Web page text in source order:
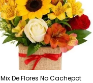
Mix De Flores No Cachepot